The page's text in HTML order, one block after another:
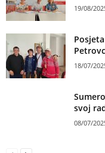
19/08/
18/07/
svoj
08/07/